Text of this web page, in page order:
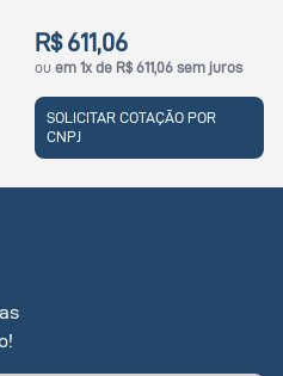
R$ 611,06
ou em 1x de R$ 611,06 sem juros
SOLICITAR COTAÇÃO POR
CNPJ